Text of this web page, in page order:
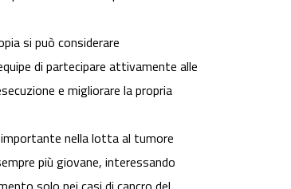
si può considerare
di partecipare attivamente alle
e migliorare la propria
nella lotta al tumore
più giovane, interessando